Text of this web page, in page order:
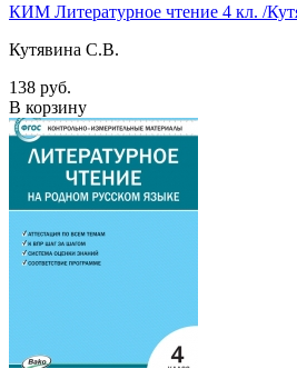
КИМ Литературное чтение 4 кл. /
Кутявина С.В.
138 руб.
В корзину